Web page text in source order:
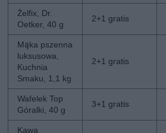
Żelfix, Dr.
Oetker, 40 g
2+1 gratis
Mąka pszenna
luksusowa,
Kuchnia
Smaku, 1,1 kg
2+1 gratis
Wafelek Top
Góralki, 40 g
3+1 gratis
Kawa